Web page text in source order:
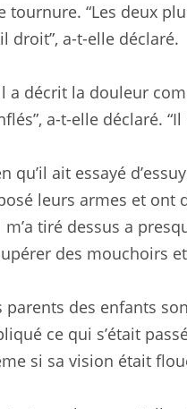
tournure. “Les deux
droit”, a-t-elle déclaré.
a décrit la douleur
a-t-elle déclaré.
qu’il ait essayé
leurs armes et ont
m’a tiré dessus a
des mouchoirs et
parents des enfants
ce qui s’était
si sa vision était